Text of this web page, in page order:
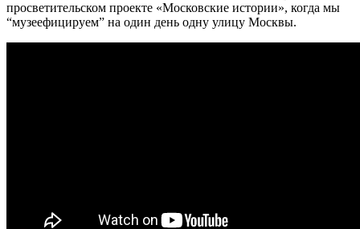
просветительском проекте «Московские истории», когда мы
“музеефицируем” на один день одну улицу Москвы.